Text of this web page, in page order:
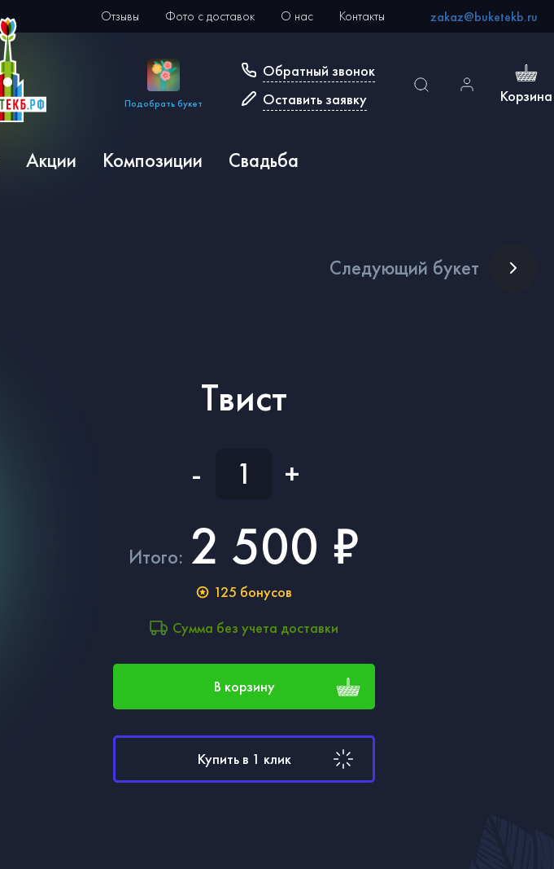
Отзывы Фото с доставок О нас Контакты zakaz@buketekb.ru
Подобрать букет
Обратный звонок
Оставить заявку
Корзина
Акции Композиции Свадьба
Твист
- +
Итого: 2 500 ₽
125 бонусов
Сумма без учета доставки
В корзину
Купить в 1 клик
Следующий букет